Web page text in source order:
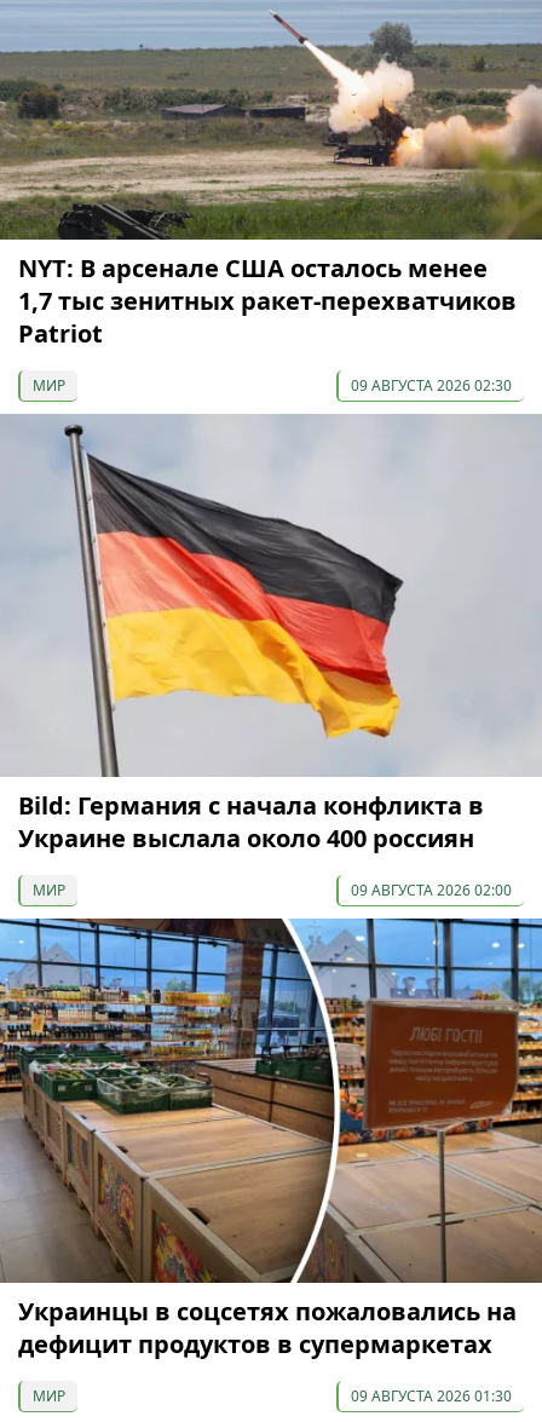
NYT: В арсенале США осталось менее
1,7 тыс зенитных ракет-перехватчиков
Patriot
МИР 09 АВГУСТА 2026 02:30
Bild: Германия с начала конфликта в
Украине выслала около 400 россиян
МИР 09 АВГУСТА 2026 02:00
Украинцы в соцсетях пожаловались на
дефицит продуктов в супермаркетах
МИР 09 АВГУСТА 2026 01:30